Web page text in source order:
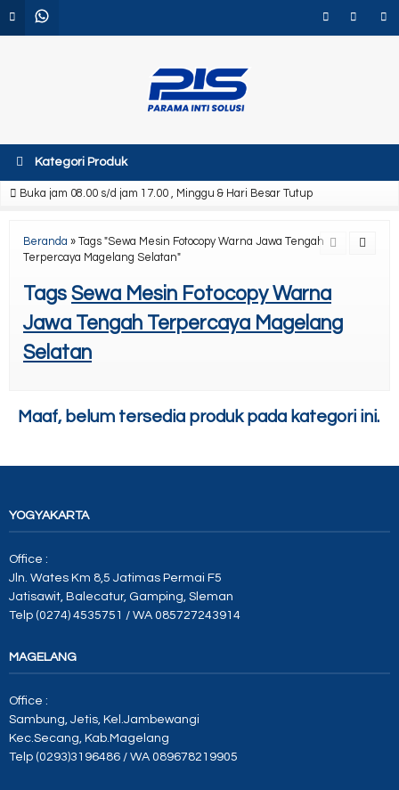
Kategori Produk
Buka jam 08.00 s/d jam 17.00 , Minggu & Hari Besar Tutup
Beranda » Tags "Sewa Mesin Fotocopy Warna Jawa Tengah
Terpercaya Magelang Selatan"
Tags Sewa Mesin Fotocopy Warna
Jawa Tengah Terpercaya Magelang
Selatan
Maaf, belum tersedia produk pada kategori ini.
YOGYAKARTA
Office :
Jln. Wates Km 8,5 Jatimas Permai F5
Jatisawit, Balecatur, Gamping, Sleman
Telp (0274) 4535751 / WA 085727243914
MAGELANG
Office :
Sambung, Jetis, Kel.Jambewangi
Kec.Secang, Kab.Magelang
Telp (0293)3196486 / WA 089678219905